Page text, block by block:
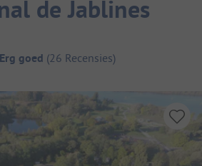
de Jablines
Erg goed (26 Recensies)